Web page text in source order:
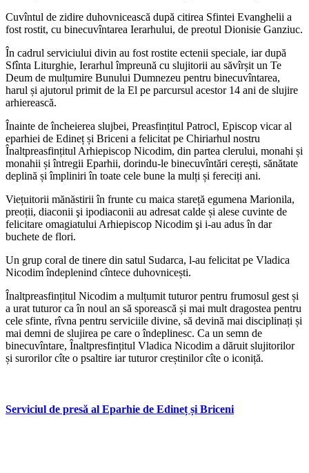
Cuvîntul de zidire duhovnicească după citirea Sfintei Evanghelii a
fost rostit, cu binecuvîntarea Ierarhului, de preotul Dionisie Ganziuc.
În cadrul serviciului divin au fost rostite ectenii speciale, iar după
Sfînta Liturghie, Ierarhul împreună cu slujitorii au săvîrșit un Te
Deum de mulțumire Bunului Dumnezeu pentru binecuvîntarea,
harul și ajutorul primit de la El pe parcursul acestor 14 ani de slujire
arhierească.
Înainte de încheierea slujbei, Preasfințitul Patrocl, Episcop vicar al
eparhiei de Edineț și Briceni a felicitat pe Chiriarhul nostru
Înaltpreasfințitul Arhiepiscop Nicodim, din partea clerului, monahi și
monahii și întregii Eparhii, dorindu-le binecuvîntări cerești, sănătate
deplină și împliniri în toate cele bune la mulți și fereciți ani.
Viețuitorii mănăstirii în frunte cu maica stareță egumena Marionila,
preoții, diaconii şi ipodiaconii au adresat calde și alese cuvinte de
felicitare omagiatului Arhiepiscop Nicodim şi i-au adus în dar
buchete de flori.
Un grup coral de tinere din satul Sudarca, l-au felicitat pe Vladica
Nicodim îndeplenind cîntece duhovnicești.
Înaltpreasfințitul Nicodim a mulțumit tuturor pentru frumosul gest și
a urat tuturor ca în noul an să sporească și mai mult dragostea pentru
cele sfinte, rîvna pentru serviciile divine, să devină mai disciplinați și
mai demni de slujirea pe care o îndeplinesc. Ca un semn de
binecuvîntare, Înaltpresfințitul Vladica Nicodim a dăruit slujitorilor
și surorilor cîte o psaltire iar tuturor creștinilor cîte o iconiță.
Serviciul de presă al Eparhie de Edineț și Briceni